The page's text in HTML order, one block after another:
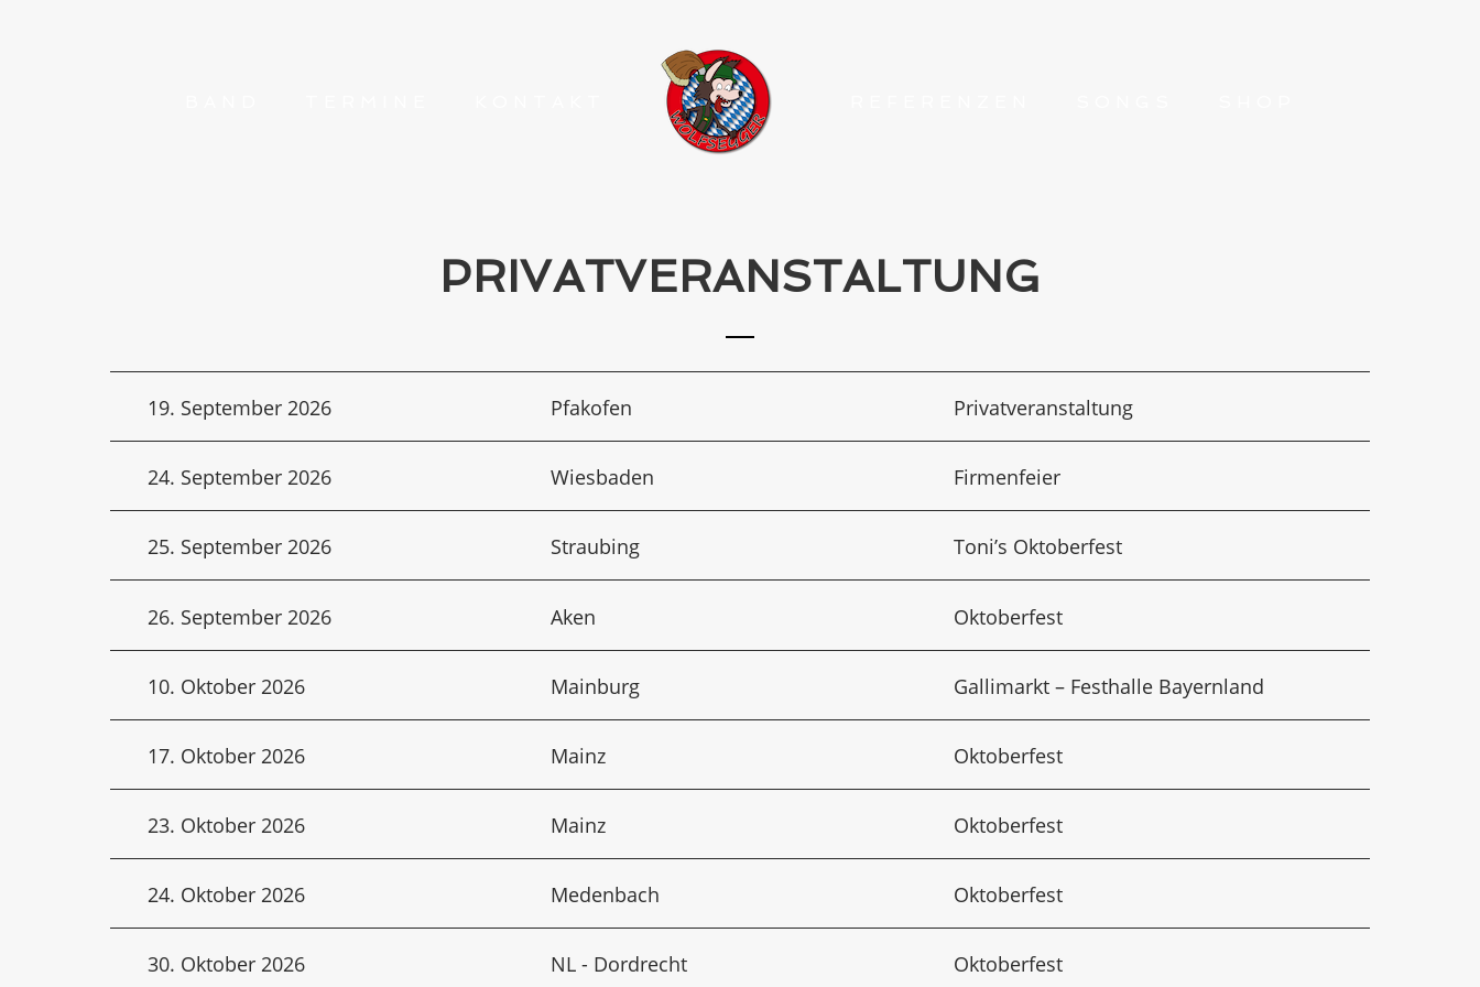
PRIVATVERANSTALTUNG
19. September 2026 Pfakofen Privatveranstaltung
24. September 2026 Wiesbaden Firmenfeier
25. September 2026 Straubing Toni’s Oktoberfest
26. September 2026 Aken Oktoberfest
10. Oktober 2026 Mainburg Gallimarkt – Festhalle Bayernland
17. Oktober 2026 Mainz Oktoberfest
23. Oktober 2026 Mainz Oktoberfest
24. Oktober 2026 Medenbach Oktoberfest
30. Oktober 2026 NL - Dordrecht Oktoberfest